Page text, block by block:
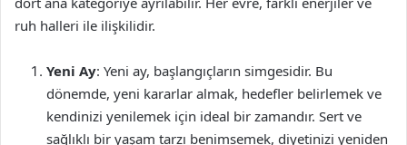
ruh halleri ile ilişkilidir.
Yeni Ay: Yeni ay, başlangıçların simgesidir. Bu
dönemde, yeni kararlar almak, hedefler belirlemek ve
kendinizi yenilemek için ideal bir zamandır. Sert ve
sağlıklı bir yaşam tarzı benimsemek, diyetinizi yeniden